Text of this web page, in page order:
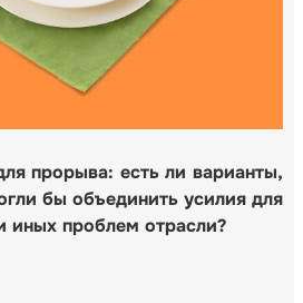
прорыва: есть ли варианты,
бы объединить усилия для
иных проблем отрасли?